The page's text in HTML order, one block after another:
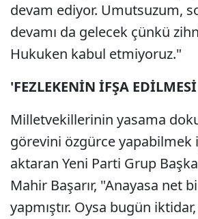
devam ediyor. Umutsuzum,
devamı da gelecek çünkü
Hukuken kabul etmiyoruz."
'FEZLEKENİN İFŞA
Milletvekillerinin yasama
görevini özgürce yapabilmek
aktaran Yeni Parti Grup
Mahir Başarır, "Anayasa net
yapmıştır. Oysa bugün